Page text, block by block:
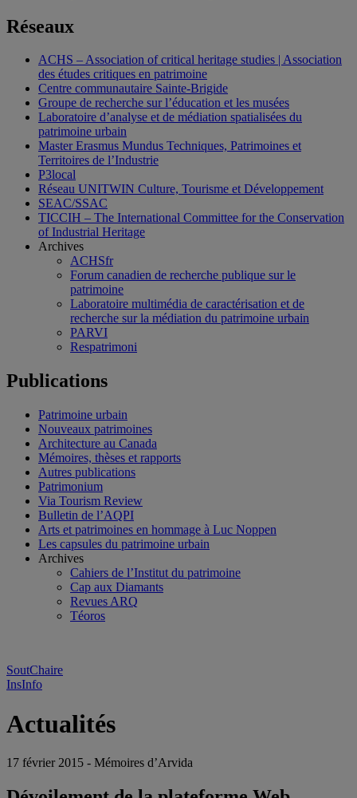
Réseaux
ACHS – Association of critical heritage studies | Association
des études critiques en patrimoine
Centre communautaire Sainte-Brigide
Groupe de recherche sur l’éducation et les musées
Laboratoire d’analyse et de médiation spatialisées du
patrimoine urbain
Master Erasmus Mundus Techniques, Patrimoines et
Territoires de l’Industrie
P3local
Réseau UNITWIN Culture, Tourisme et Développement
SEAC/SSAC
TICCIH – The International Committee for the Conservation
of Industrial Heritage
Archives
ACHSfr
Forum canadien de recherche publique sur le
patrimoine
Laboratoire multimédia de caractérisation et de
recherche sur la médiation du patrimoine urbain
PARVI
Respatrimoni
Publications
Patrimoine urbain
Nouveaux patrimoines
Architecture au Canada
Mémoires, thèses et rapports
Autres publications
Patrimonium
Via Tourism Review
Bulletin de l’AQPI
Arts et patrimoines en hommage à Luc Noppen
Les capsules du patrimoine urbain
Archives
Cahiers de l’Institut du patrimoine
Cap aux Diamants
Revues ARQ
Téoros
SoutChaire
InsInfo
Actualités
17 février 2015 - Mémoires d’Arvida